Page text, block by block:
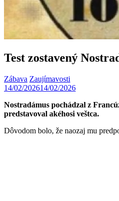
Test zostavený
Zábava Zaujímavosti
14/02/202614/02/2026
Nostradámus pochádzal z
predstavoval akéhosi veštca.
Dôvodom bolo, že naozaj mu